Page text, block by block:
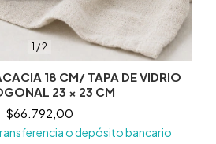
1 /2
18 CM/ TAPA DE VIDRIO
23 × 23 CM
$66.792,00
o depósito bancario